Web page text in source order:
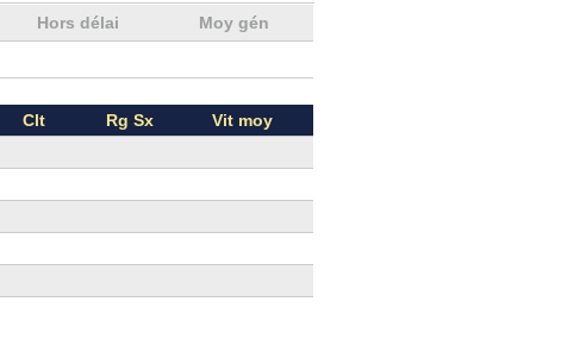
Hors délai
Moy gén
Clt Rg Sx
Vit moy